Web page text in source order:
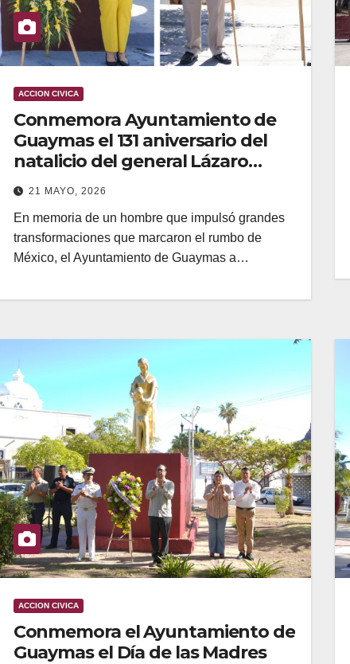
ACCION CIVICA
Conmemora Ayuntamiento de
Guaymas el 131 aniversario del
natalicio del general Lázaro
Cárdenas del Río
21 MAYO, 2026
En memoria de un hombre que impulsó grandes
transformaciones que marcaron el rumbo de
México, el Ayuntamiento de Guaymas a…
ACCION CIVICA
Conmemora el Ayuntamiento de
Guaymas el Día de las Madres